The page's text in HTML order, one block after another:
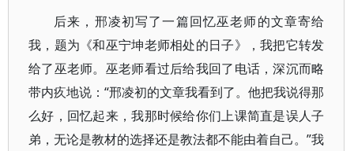
后来，邢凌初写了一篇回忆巫老师的文章寄给
我，题为《和巫宁坤老师相处的日子》，我把它转发
给了巫老师。巫老师看过后给我回了电话，深沉而略
带内疚地说：“邢凌初的文章我看到了。他把我说得那
么好，回忆起来，我那时候给你们上课简直是误人子
弟，无论是教材的选择还是教法都不能由着自己。”我